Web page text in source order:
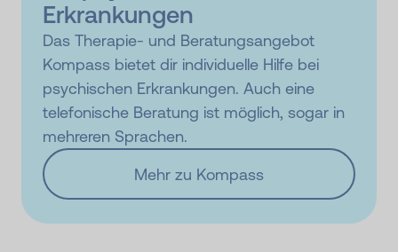
Erkrankungen
Das Therapie- und Beratungsangebot
Kompass bietet dir individuelle Hilfe bei
psychischen Erkrankungen. Auch eine
telefonische Beratung ist möglich, sogar in
mehreren Sprachen.
Mehr zu Kompass